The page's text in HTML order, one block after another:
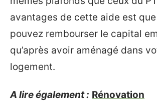
avantages de cette aide est
pouvez rembourser le capital
qu’après avoir aménagé dans
logement.
A lire également : Rénovation